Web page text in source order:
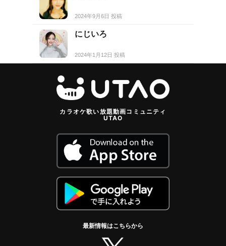
2024年9月6日 投稿
にじいろ
2024年1月12日 投稿
カラオケ歌い放題動画コミュニティ
UTAO
最新情報はこちらから